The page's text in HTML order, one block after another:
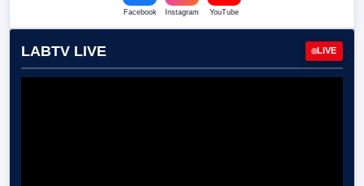
Facebook Instagram YouTube
LABTV LIVE LIVE